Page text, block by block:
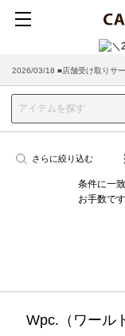
2026/08/04 ■8/13(木)AM2:00
2026/03/18 ■店舗受け取りサ
さらに絞り込む
条件に一
お手数で
Wpc.（ワール